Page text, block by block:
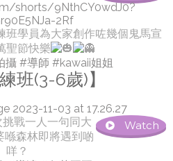
shorts/9NthCY0wdJ0?
2Rf
班學員為大家創作咗幾個鬼馬宣
聖節快樂
攝 #導師 #kawaii姐姐
班(3-6歲)】
Watch
戰一人一句同大
喺森林即將遇到啲
咩？